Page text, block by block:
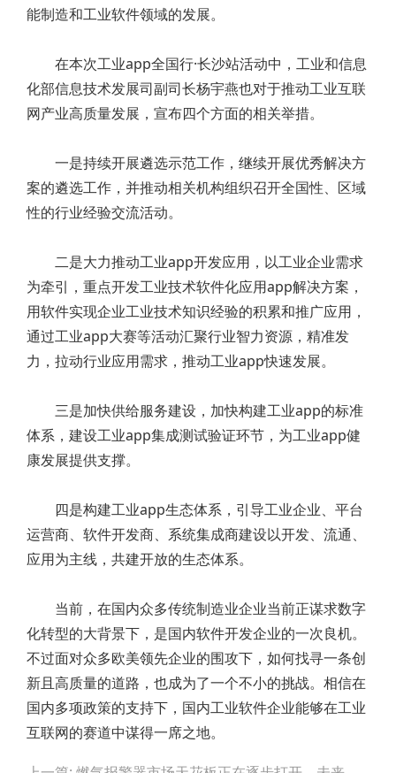
能制造和工业软件领域的发展。
在本次工业app全国行·长沙站活动中，工业和信息
化部信息技术发展司副司长杨宇燕也对于推动工业互联
网产业高质量发展，宣布四个方面的相关举措。
一是持续开展遴选示范工作，继续开展优秀解决方
案的遴选工作，并推动相关机构组织召开全国性、区域
性的行业经验交流活动。
二是大力推动工业app开发应用，以工业企业需求
为牵引，重点开发工业技术软件化应用app解决方案，
用软件实现企业工业技术知识经验的积累和推广应用，
通过工业app大赛等活动汇聚行业智力资源，精准发
力，拉动行业应用需求，推动工业app快速发展。
三是加快供给服务建设，加快构建工业app的标准
体系，建设工业app集成测试验证环节，为工业app健
康发展提供支撑。
四是构建工业app生态体系，引导工业企业、平台
运营商、软件开发商、系统集成商建设以开发、流通、
应用为主线，共建开放的生态体系。
当前，在国内众多传统制造业企业当前正谋求数字
化转型的大背景下，是国内软件开发企业的一次良机。
不过面对众多欧美领先企业的围攻下，如何找寻一条创
新且高质量的道路，也成为了一个不小的挑战。相信在
国内多项政策的支持下，国内工业软件企业能够在工业
互联网的赛道中谋得一席之地。